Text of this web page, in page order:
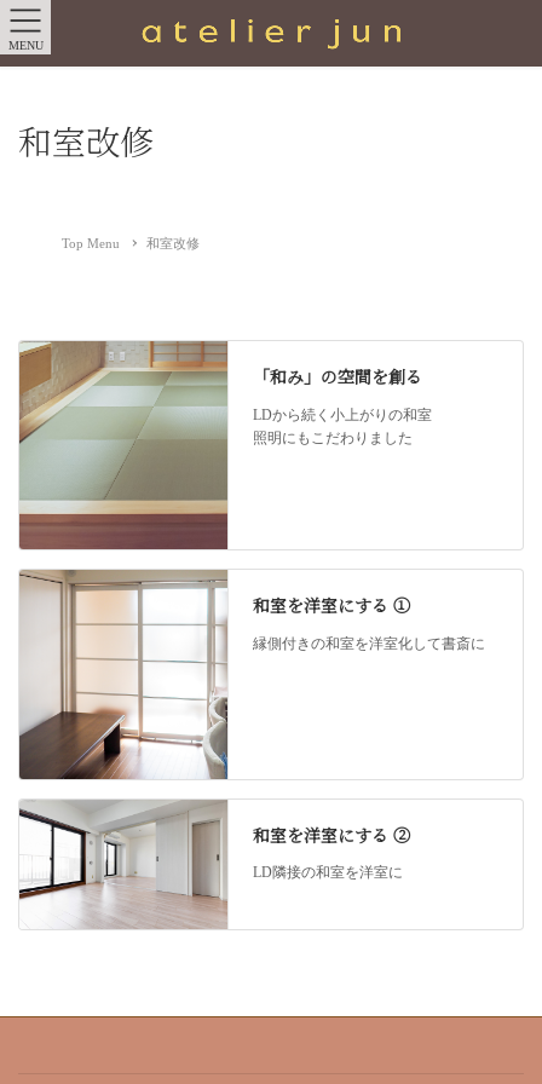
和室改修
Top Menu 和室改修
「和み」の空間を創る
LDから続く小上がりの和室
照明にもこだわりました
和室を洋室にする ①
縁側付きの和室を洋室化して書斎に
和室を洋室にする ②
LD隣接の和室を洋室に
MENU